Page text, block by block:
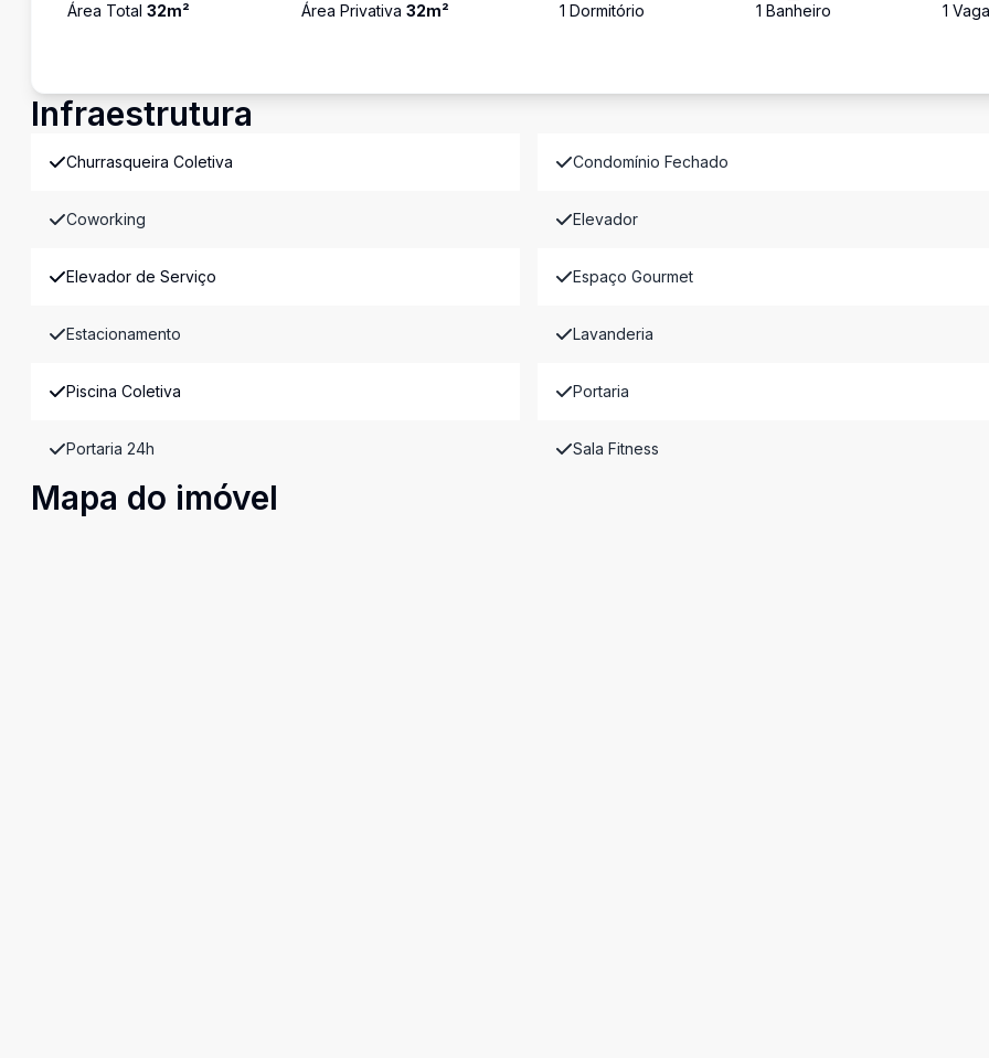
Área Total 32m² Área Privativa 32m² 1 Dormitório 1 Banheiro 1 Vaga
Infraestrutura
Churrasqueira Coletiva Condomínio Fechado
Coworking Elevador
Elevador de Serviço Espaço Gourmet
Estacionamento Lavanderia
Piscina Coletiva Portaria
Portaria 24h Sala Fitness
Mapa do imóvel